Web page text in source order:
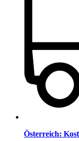
Österreich: